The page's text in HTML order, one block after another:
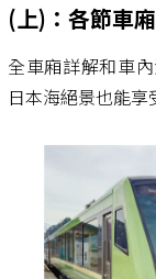
(上)：各節車
全車廂詳解和車
日本海絕景也能享